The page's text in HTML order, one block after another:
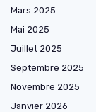
Mars 2025
Mai 2025
Juillet 2025
Septembre 2025
Novembre 2025
Janvier 2026